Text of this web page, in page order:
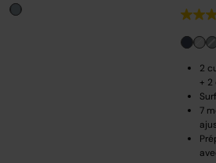
2
+ 2
7